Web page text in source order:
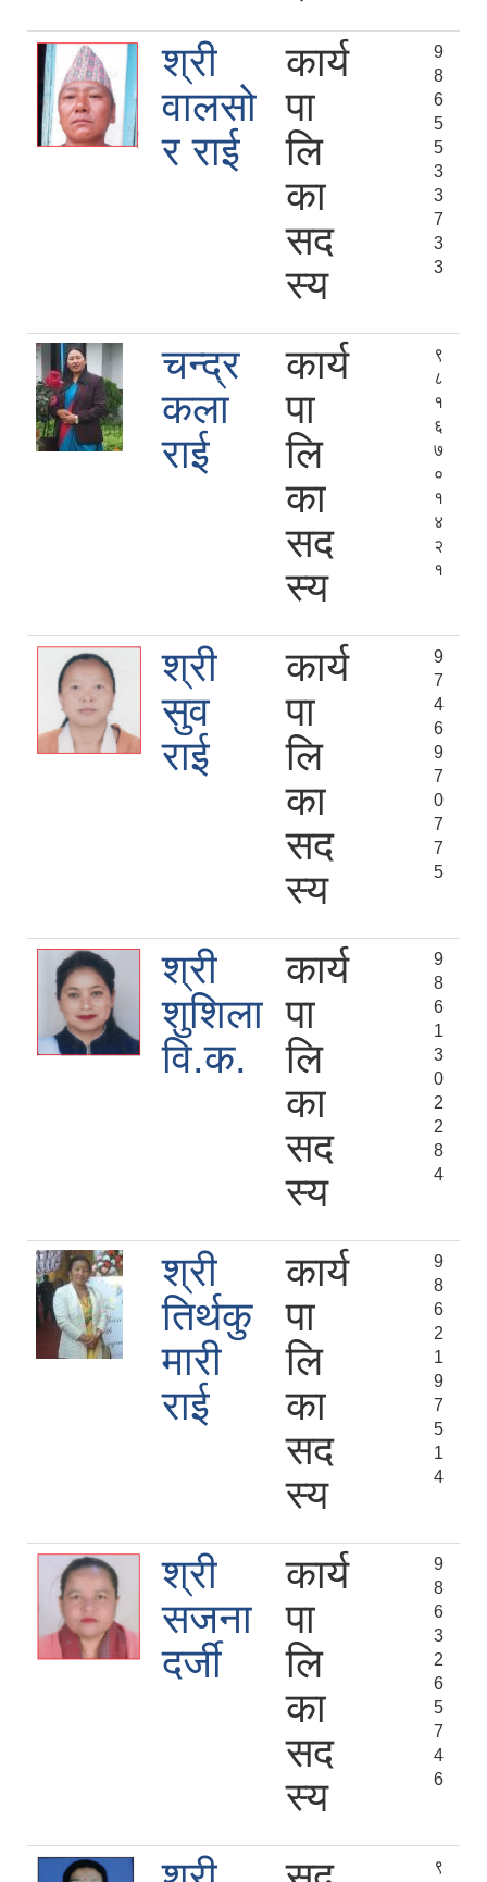
श्री
वालसो
र राई
कार्य
पा
लि
का
सद
स्य
9
8
6
5
5
3
3
7
3
3
चन्द्र
कला
राई
कार्य
पा
लि
का
सद
स्य
९
८
१
६
७
०
१
४
२
१
श्री
सुव
राई
कार्य
पा
लि
का
सद
स्य
9
7
4
6
9
7
0
7
7
5
श्री
शुशिला
वि.क.
कार्य
पा
लि
का
सद
स्य
9
8
6
1
3
0
2
2
8
4
श्री
तिर्थकु
मारी
राई
कार्य
पा
लि
का
सद
स्य
9
8
6
2
1
9
7
5
1
4
श्री
सजना
दर्जी
कार्य
पा
लि
का
सद
स्य
9
8
6
3
2
6
5
7
4
6
९